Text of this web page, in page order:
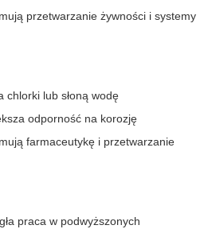
przetwarzanie żywności i systemy
chlorki lub słoną wodę
odporność na korozję
farmaceutykę i przetwarzanie
praca w podwyższonych